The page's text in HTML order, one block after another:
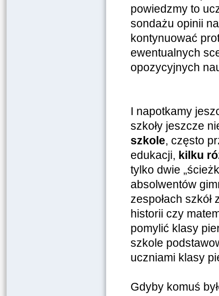
powiedzmy to
sondażu opinii
kontynuować
ewentualnych
opozycyjnych
I napotkamy
szkoły jeszcze
szkole, często
edukacji, kilku
tylko dwie
absolwentów
zespołach
historii czy
pomylić klasy
szkole
uczniami klasy
Gdyby komuś